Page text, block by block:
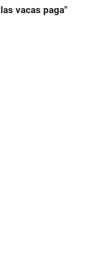
vacas paga"